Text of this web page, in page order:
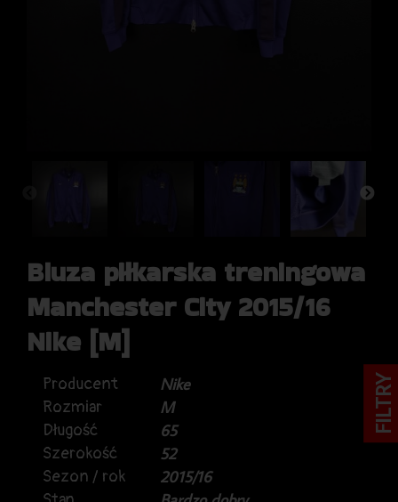
Bluza piłkarska treningowa
Manchester City 2015/16
Nike [M]
Producent
Nike
Rozmiar
M
Długość
65
Szerokość
52
Sezon / rok
2015/16
FILTRY